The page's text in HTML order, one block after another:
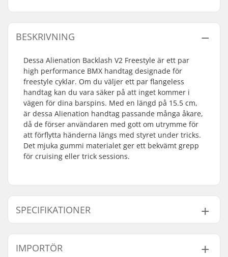
BESKRIVNING
Dessa Alienation Backlash V2 Freestyle är ett par
high performance BMX handtag designade för
freestyle cyklar. Om du väljer ett par flangeless
handtag kan du vara säker på att inget kommer i
vägen för dina barspins. Med en längd på 15.5 cm,
är dessa Alienation handtag passande många åkare,
då de förser användaren med gott om utrymme för
att förflytta händerna längs med styret under tricks.
Det mjuka gummi materialet ger ett bekvämt grepp
för cruising eller trick sessions.
SPECIFIKATIONER
Bar-ends som passar
till:
Aluminium, Stål,
IMPORTÖR